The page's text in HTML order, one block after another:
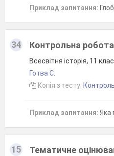
Приклад запитання: Глобальне
34 Контрольна робота
Всесвітня історія, 11 клас
Готва С.
Копія з тесту:
Приклад запитання: Яка подія
15
Тематичне